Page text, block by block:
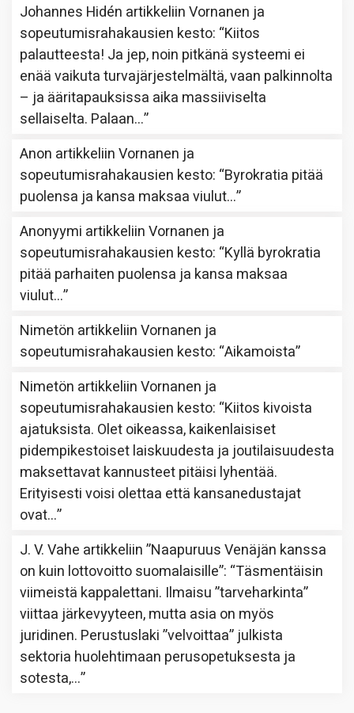
Johannes Hidén artikkeliinVornanen ja
sopeutumisrahakausien kesto: “Kiitos
palautteesta! Ja jep, noin pitkänä systeemi ei
enää vaikuta turvajärjestelmältä, vaan palkinnolta
– ja ääritapauksissa aika massiiviselta
sellaiselta. Palaan…”
Anon artikkeliinVornanen ja
sopeutumisrahakausien kesto: “Byrokratia pitää
puolensa ja kansa maksaa viulut…”
Anonyymi artikkeliinVornanen ja
sopeutumisrahakausien kesto: “Kyllä byrokratia
pitää parhaiten puolensa ja kansa maksaa
viulut…”
Nimetön artikkeliinVornanen ja
sopeutumisrahakausien kesto: “Aikamoista”
Nimetön artikkeliinVornanen ja
sopeutumisrahakausien kesto: “Kiitos kivoista
ajatuksista. Olet oikeassa, kaikenlaisiset
pidempikestoiset laiskuudesta ja joutilaisuudesta
maksettavat kannusteet pitäisi lyhentää.
Erityisesti voisi olettaa että kansanedustajat
ovat…”
J. V. Vahe artikkeliin”Naapuruus Venäjän kanssa
on kuin lottovoitto suomalaisille”: “Täsmentäisin
viimeistä kappalettani. Ilmaisu ”tarveharkinta”
viittaa järkevyyteen, mutta asia on myös
juridinen. Perustuslaki ”velvoittaa” julkista
sektoria huolehtimaan perusopetuksesta ja
sotesta,…”